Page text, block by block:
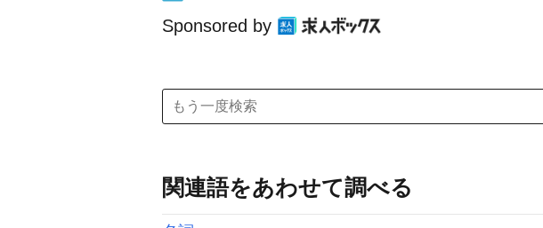
Sponsored by
関連語をあわせて調べる